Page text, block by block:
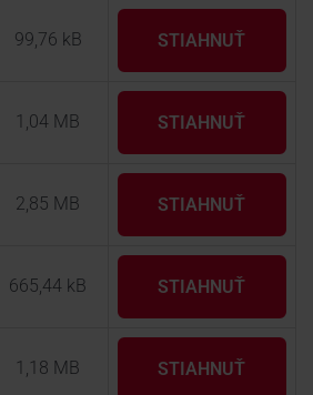
99,76 kB STIAHNUŤ
1,04 MB STIAHNUŤ
2,85 MB STIAHNUŤ
665,44 kB STIAHNUŤ
1,18 MB STIAHNUŤ